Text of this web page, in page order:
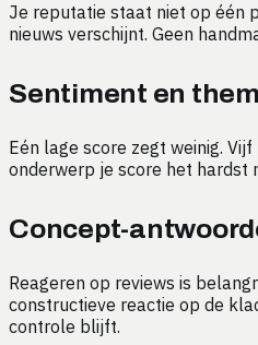
Je reputatie staat niet op één
nieuws verschijnt. Geen
Sentiment en
Eén lage score zegt weinig.
onderwerp je score het hardst
Concept-
Reageren op reviews is
constructieve reactie op de
controle blijft.